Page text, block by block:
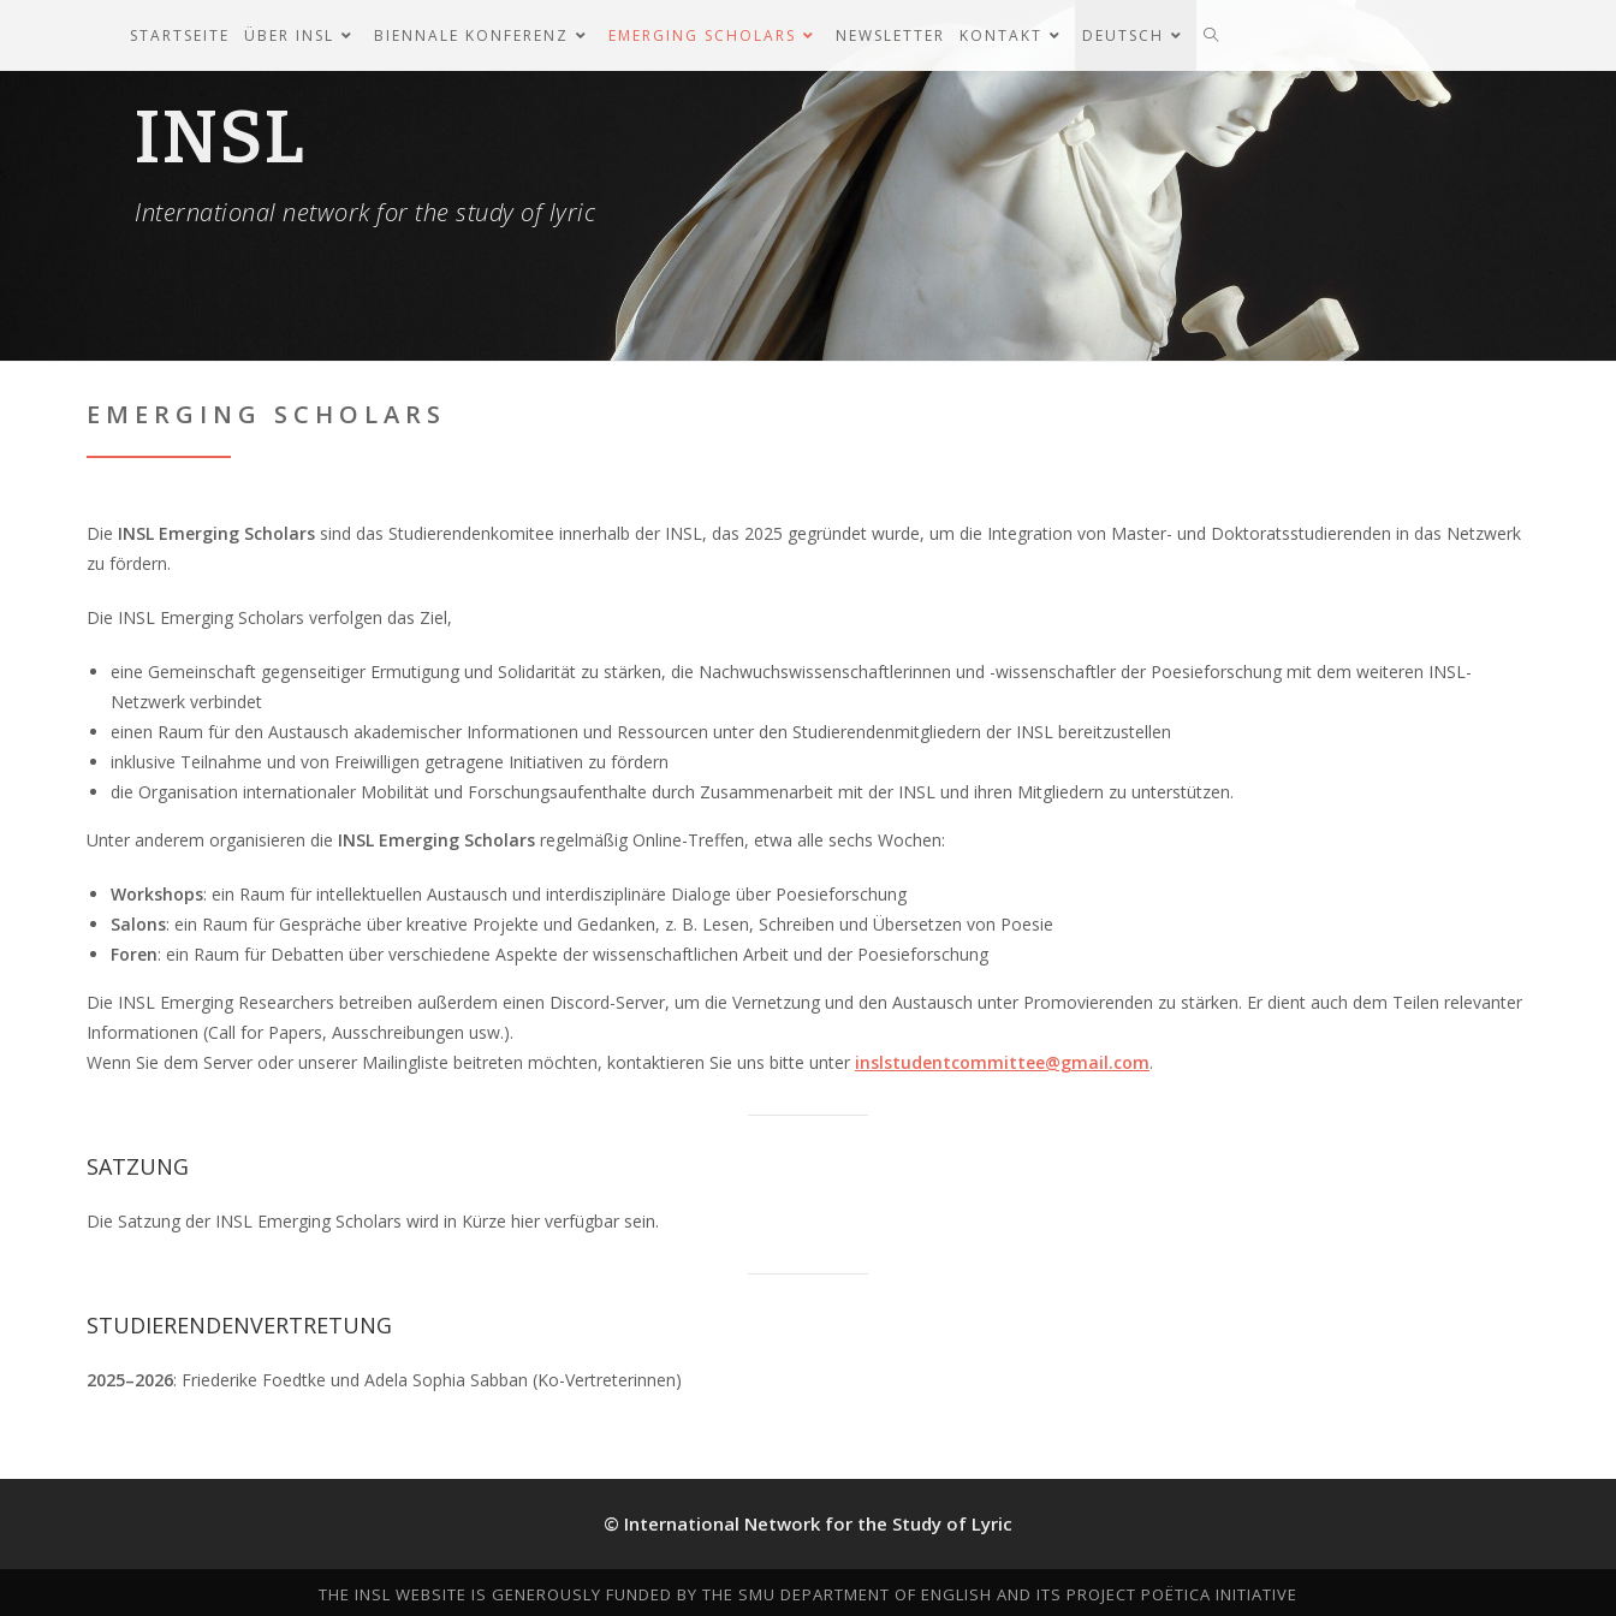
STARTSEITE ÜBER INSL BIENNALE KONFERENZ EMERGING SCHOLARS NEWSLETTER KONTAKT DEUTSCH
INSL
International network for the study of lyric
EMERGING SCHOLARS
Die INSL Emerging Scholars sind das Studierendenkomitee innerhalb der INSL, das 2025 gegründet wurde, um die Integration von Master- und Doktoratsstudierenden in das Netzwerk
zu fördern.
Die INSL Emerging Scholars verfolgen das Ziel,
eine Gemeinschaft gegenseitiger Ermutigung und Solidarität zu stärken, die Nachwuchswissenschaftlerinnen und -wissenschaftler der Poesieforschung mit dem weiteren INSL-
Netzwerk verbindet
einen Raum für den Austausch akademischer Informationen und Ressourcen unter den Studierendenmitgliedern der INSL bereitzustellen
inklusive Teilnahme und von Freiwilligen getragene Initiativen zu fördern
die Organisation internationaler Mobilität und Forschungsaufenthalte durch Zusammenarbeit mit der INSL und ihren Mitgliedern zu unterstützen.
Unter anderem organisieren die INSL Emerging Scholars regelmäßig Online-Treffen, etwa alle sechs Wochen:
Workshops: ein Raum für intellektuellen Austausch und interdisziplinäre Dialoge über Poesieforschung
Salons: ein Raum für Gespräche über kreative Projekte und Gedanken, z. B. Lesen, Schreiben und Übersetzen von Poesie
Foren: ein Raum für Debatten über verschiedene Aspekte der wissenschaftlichen Arbeit und der Poesieforschung
Die INSL Emerging Researchers betreiben außerdem einen Discord-Server, um die Vernetzung und den Austausch unter Promovierenden zu stärken. Er dient auch dem Teilen relevanter
Informationen (Call for Papers, Ausschreibungen usw.).
Wenn Sie dem Server oder unserer Mailingliste beitreten möchten, kontaktieren Sie uns bitte unter inslstudentcommittee@gmail.com.
SATZUNG
Die Satzung der INSL Emerging Scholars wird in Kürze hier verfügbar sein.
STUDIERENDENVERTRETUNG
2025–2026: Friederike Foedtke und Adela Sophia Sabban (Ko-Vertreterinnen)
© International Network for the Study of Lyric
THE INSL WEBSITE IS GENEROUSLY FUNDED BY THE SMU DEPARTMENT OF ENGLISH AND ITS PROJECT POËTICA INITIATIVE